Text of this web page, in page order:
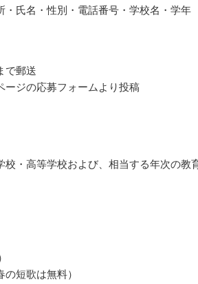
・氏名・性別・電話番号・学校名・学年
で郵送
ージの応募フォームより投稿
・高等学校および、相当する年次の教
短歌は無料）